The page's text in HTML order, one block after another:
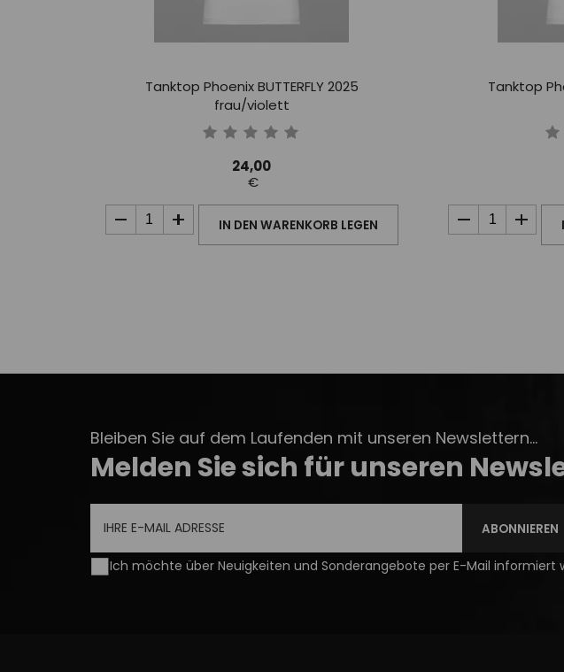
Tanktop Phoenix BUTTERFLY 2025
frau/violett
24,00
€
IN DEN WARENKORB LEGEN
Tanktop
Bleiben Sie auf dem Laufenden mit unseren Newslettern...
Melden Sie sich für unseren
ABONNIEREN
Ich möchte über Neuigkeiten und Sonderangebote per E-Mail